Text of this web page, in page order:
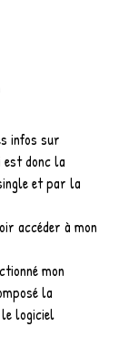
infos sur
donc la
et par la
accéder à mon
mon
la
logiciel